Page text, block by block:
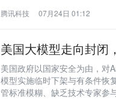
腾讯科技 07月24日 01:12
美国大模型走向封闭
美国政府以国家安全为由，对
模型实施临时下架与有条件恢
管标准模糊、缺乏技术专家参